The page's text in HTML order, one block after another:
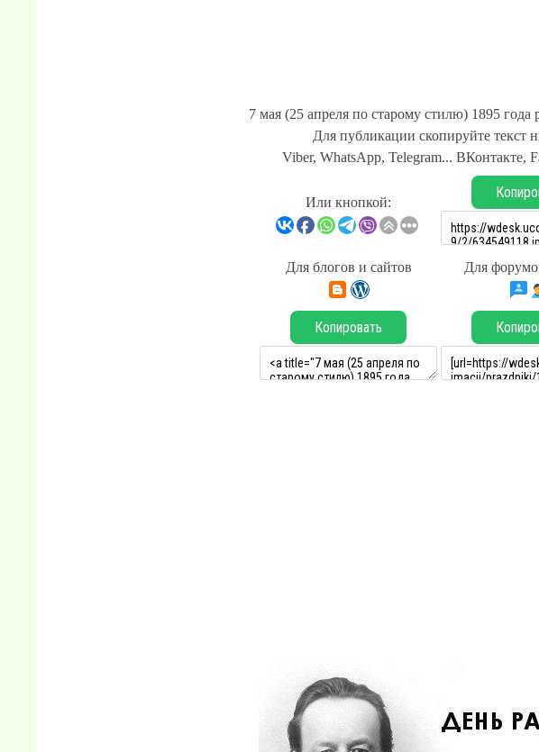
7 мая (25 апреля по старому стилю) 1895 года
Для публикации скопируйте текст
Viber, WhatsApp, Telegram... ВКонтакте,
Или кнопкой:
Для блогов и сайтов Для
Копировать